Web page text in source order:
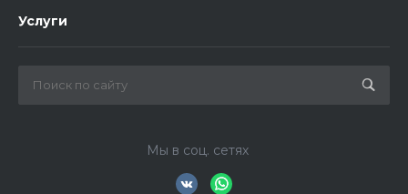
Услуги
Мы в соц. сетях